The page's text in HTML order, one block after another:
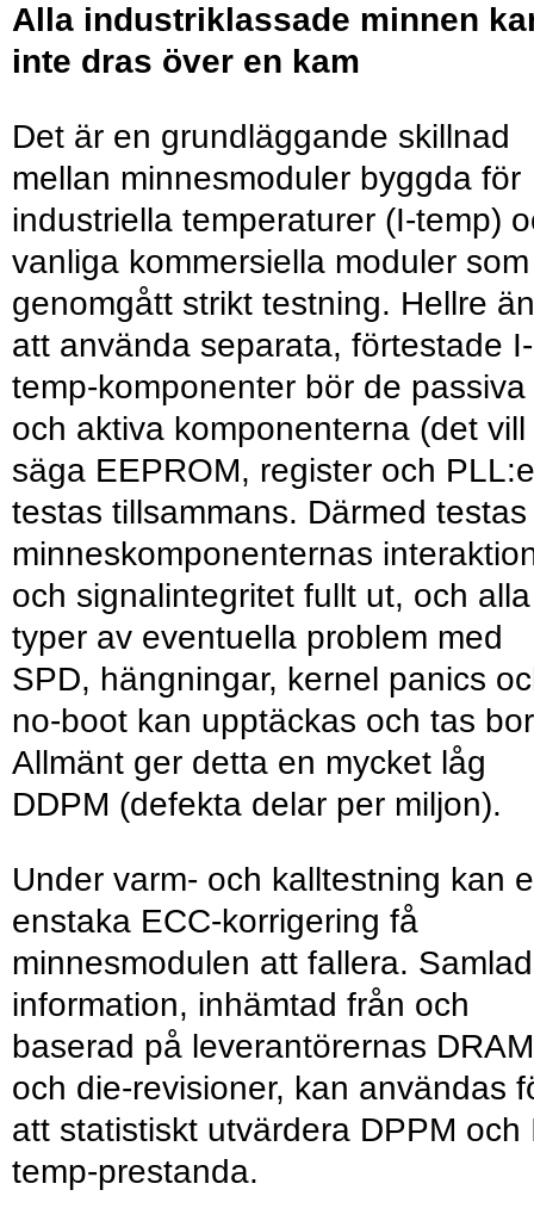
Alla industriklassade minnen
inte dras över en kam
Det är en grundläggande skillnad
mellan minnesmoduler byggda för
industriella temperaturer (I-temp)
vanliga kommersiella moduler som
genomgått strikt testning. Hellre än
att använda separata, förtestade I-
temp-komponenter bör de passiva
och aktiva komponenterna (det vill
säga EEPROM, register och
testas tillsammans. Därmed testas
minneskomponenternas
och signalintegritet fullt ut, och alla
typer av eventuella problem med
SPD, hängningar, kernel panics
no-boot kan upptäckas och tas
Allmänt ger detta en mycket låg
DDPM (defekta delar per miljon).
Under varm- och kalltestning kan
enstaka ECC-korrigering få
minnesmodulen att fallera. Samlad
information, inhämtad från och
baserad på leverantörernas
och die-revisioner, kan användas
att statistiskt utvärdera DPPM och
temp-prestanda.